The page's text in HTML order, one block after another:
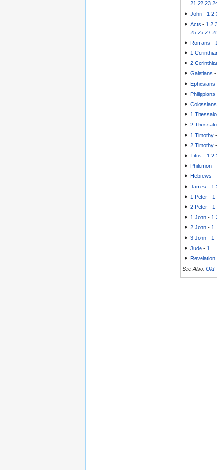
21 22 23
John - 1 2
Acts - 1 2
25 26 27
Romans -
1
2
Galatians
Ephesians
Philippians
Colossians
1
2
1 Timothy
2 Timothy
Titus - 1 2
Philemon -
Hebrews -
James - 1
1 Peter - 1
2 Peter - 1
1 John - 1
2 John - 1
3 John - 1
Jude - 1
Revelation
See Also: Old